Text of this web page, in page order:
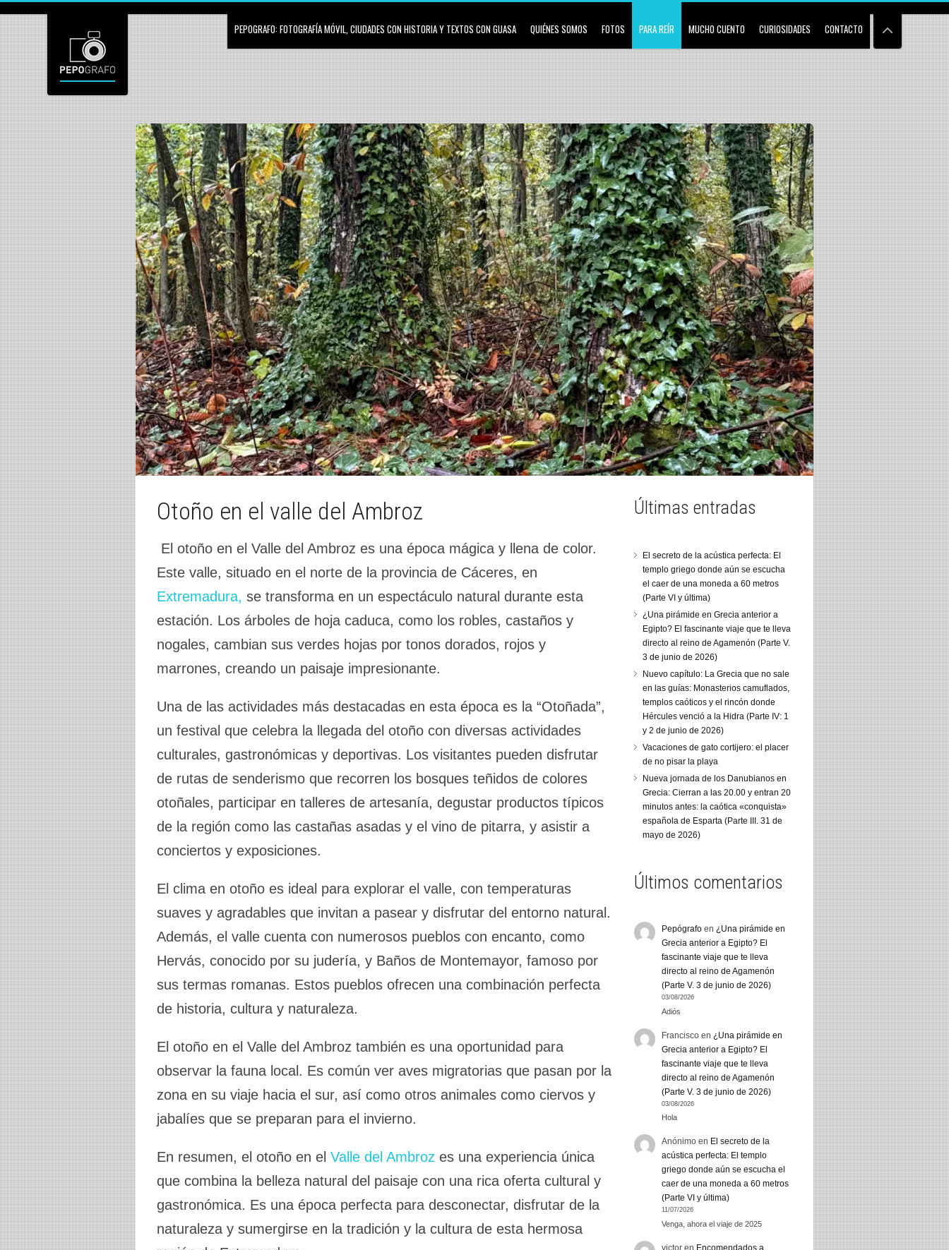
PEPOGRAFO: FOTOGRAFÍA MÓVIL, CIUDADES CON HISTORIA Y TEXTOS CON GUASA QUIÉNES SOMOS FOTOS PARA REÍR MUCHO CUENTO CURIOSIDADES CONTACTO
Otoño en el valle del Ambroz
El otoño en el Valle del Ambroz es una época mágica y llena de color.
Este valle, situado en el norte de la provincia de Cáceres, en
Extremadura, se transforma en un espectáculo natural durante esta
estación. Los árboles de hoja caduca, como los robles, castaños y
nogales, cambian sus verdes hojas por tonos dorados, rojos y
marrones, creando un paisaje impresionante.
Una de las actividades más destacadas en esta época es la “Otoñada”,
un festival que celebra la llegada del otoño con diversas actividades
culturales, gastronómicas y deportivas. Los visitantes pueden disfrutar
de rutas de senderismo que recorren los bosques teñidos de colores
otoñales, participar en talleres de artesanía, degustar productos típicos
de la región como las castañas asadas y el vino de pitarra, y asistir a
conciertos y exposiciones.
El clima en otoño es ideal para explorar el valle, con temperaturas
suaves y agradables que invitan a pasear y disfrutar del entorno natural.
Además, el valle cuenta con numerosos pueblos con encanto, como
Hervás, conocido por su judería, y Baños de Montemayor, famoso por
sus termas romanas. Estos pueblos ofrecen una combinación perfecta
de historia, cultura y naturaleza.
El otoño en el Valle del Ambroz también es una oportunidad para
observar la fauna local. Es común ver aves migratorias que pasan por la
zona en su viaje hacia el sur, así como otros animales como ciervos y
jabalíes que se preparan para el invierno.
En resumen, el otoño en el Valle del Ambroz es una experiencia única
que combina la belleza natural del paisaje con una rica oferta cultural y
gastronómica. Es una época perfecta para desconectar, disfrutar de la
naturaleza y sumergirse en la tradición y la cultura de esta hermosa
Últimas entradas
El secreto de la acústica perfecta: El
templo griego donde aún se escucha
el caer de una moneda a 60 metros
(Parte VI y última)
¿Una pirámide en Grecia anterior a
Egipto? El fascinante viaje que te lleva
directo al reino de Agamenón (Parte V.
3 de junio de 2026)
Nuevo capítulo: La Grecia que no sale
en las guías: Monasterios camuflados,
templos caóticos y el rincón donde
Hércules venció a la Hidra (Parte IV: 1
y 2 de junio de 2026)
Vacaciones de gato cortijero: el placer
de no pisar la playa
Nueva jornada de los Danubianos en
Grecia: Cierran a las 20.00 y entran 20
minutos antes: la caótica «conquista»
española de Esparta (Parte III. 31 de
mayo de 2026)
Últimos comentarios
Pepógrafo en¿Una pirámide en
Grecia anterior a Egipto? El
fascinante viaje que te lleva
directo al reino de Agamenón
(Parte V. 3 de junio de 2026)
03/08/2026
Adiós
Francisco en ¿Una pirámide en
Grecia anterior a Egipto? El
fascinante viaje que te lleva
directo al reino de Agamenón
(Parte V. 3 de junio de 2026)
03/08/2026
Hola
Anónimo en El secreto de la
acústica perfecta: El templo
griego donde aún se escucha el
caer de una moneda a 60 metros
(Parte VI y última)
11/07/2026
Venga, ahora el viaje de 2025
victor en Encomendados a